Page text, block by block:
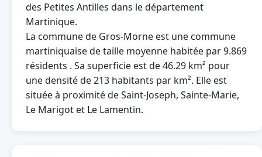
des Petites Antilles dans le département
Martinique.
La commune de Gros-Morne est une commune
martiniquaise de taille moyenne habitée par 9.869
résidents . Sa superficie est de 46.29 km² pour
une densité de 213 habitants par km². Elle est
située à proximité de Saint-Joseph, Sainte-Marie,
Le Marigot et Le Lamentin.